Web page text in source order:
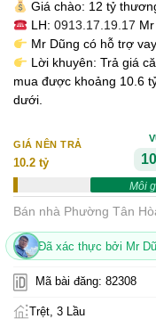
Giá chào: 12 tỷ
LH: 0913.17.19.17
Mr Dũng có hỗ trợ
Lời khuyên: Trả giá
mua được khoảng 10.6
dưới.
GIÁ NÊN TRẢ
10.2 tỷ
Môi
Bán nhà Phường Tân
Đã xác thực bởi Mr
Mã bài đăng: 82308
Trệt, 3 Lầu